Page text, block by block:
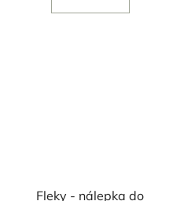
Fleky - nálepka do